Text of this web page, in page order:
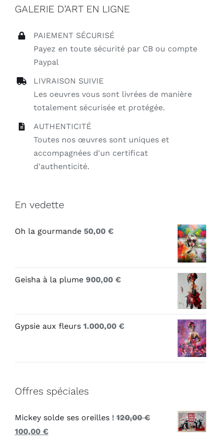
GALERIE D’ART EN LIGNE
PAIEMENT SÉCURISÉ
Payez en toute sécurité par CB ou compte
Paypal
LIVRAISON SUIVIE
Les oeuvres vous sont livrées de manière
totalement sécurisée et protégée.
AUTHENTICITÉ
Toutes nos œuvres sont uniques et
accompagnées d'un certificat
d'authenticité.
En vedette
Oh la gourmande 50,00 €
Geisha à la plume 900,00 €
Gypsie aux fleurs 1.000,00 €
Offres spéciales
Mickey solde ses oreilles ! 120,00€
Le
100,00 €Le